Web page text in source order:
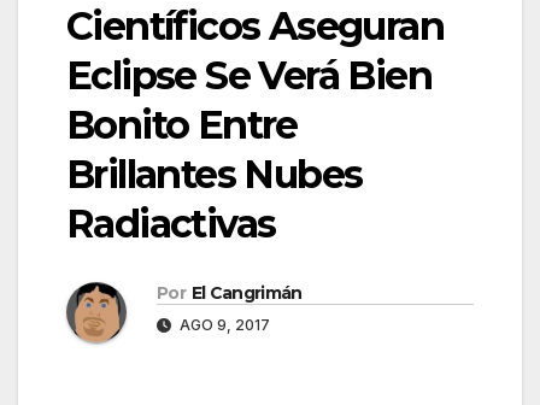
Científicos Aseguran
Eclipse Se Verá Bien
Bonito Entre
Brillantes Nubes
Radiactivas
Por El Cangrimán
AGO 9, 2017